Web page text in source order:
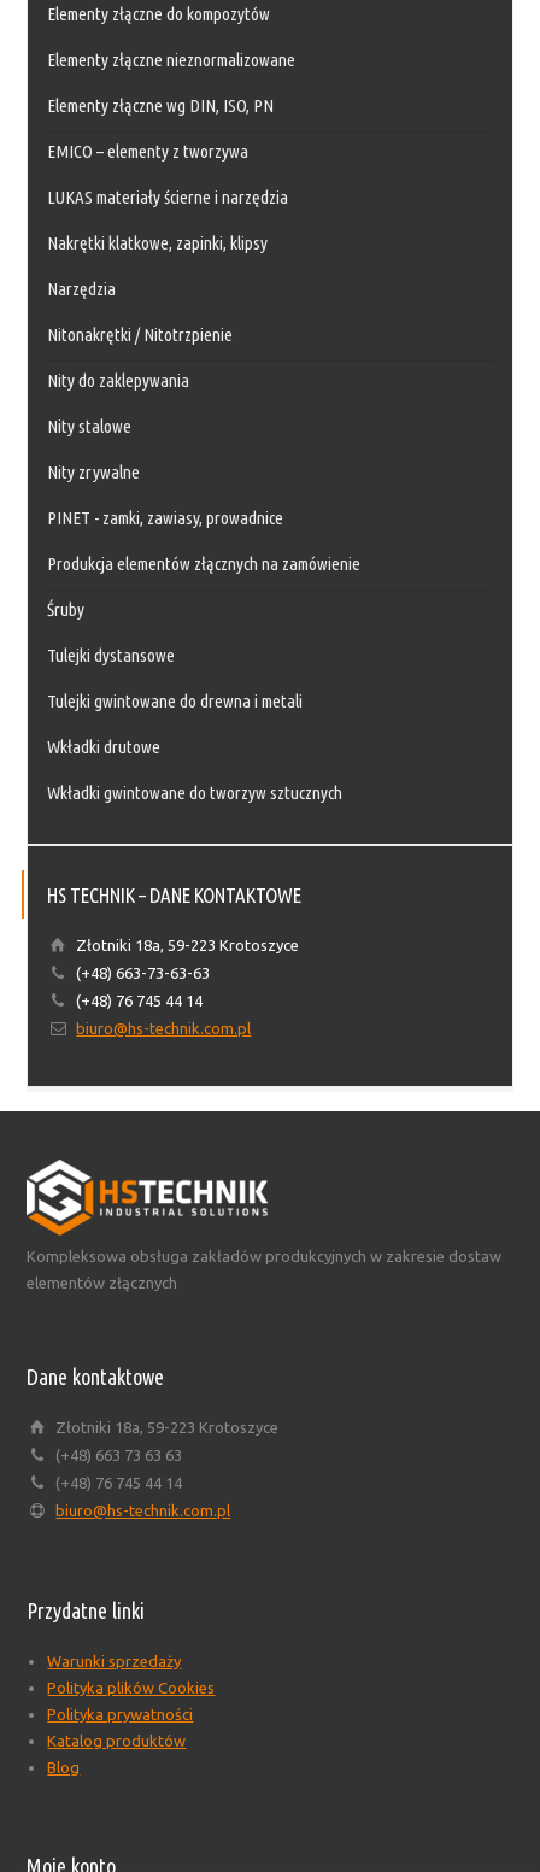
Elementy złączne do kompozytów
Elementy złączne nieznormalizowane
Elementy złączne wg DIN, ISO, PN
EMICO – elementy z tworzywa
LUKAS materiały ścierne i narzędzia
Nakrętki klatkowe, zapinki, klipsy
Narzędzia
Nitonakrętki / Nitotrzpienie
Nity do zaklepywania
Nity stalowe
Nity zrywalne
PINET - zamki, zawiasy, prowadnice
Produkcja elementów złącznych na zamówienie
Śruby
Tulejki dystansowe
Tulejki gwintowane do drewna i metali
Wkładki drutowe
Wkładki gwintowane do tworzyw sztucznych
HS TECHNIK – DANE KONTAKTOWE
Złotniki 18a, 59-223 Krotoszyce
(+48) 663-73-63-63
(+48) 76 745 44 14
biuro@hs-technik.com.pl
Kompleksowa obsługa zakładów produkcyjnych w zakresie dostaw
elementów złącznych
Dane kontaktowe
Złotniki 18a, 59-223 Krotoszyce
(+48) 663 73 63 63
(+48) 76 745 44 14
biuro@hs-technik.com.pl
Przydatne linki
Warunki sprzedaży
Polityka plików Cookies
Polityka prywatności
Katalog produktów
Blog
Moje konto